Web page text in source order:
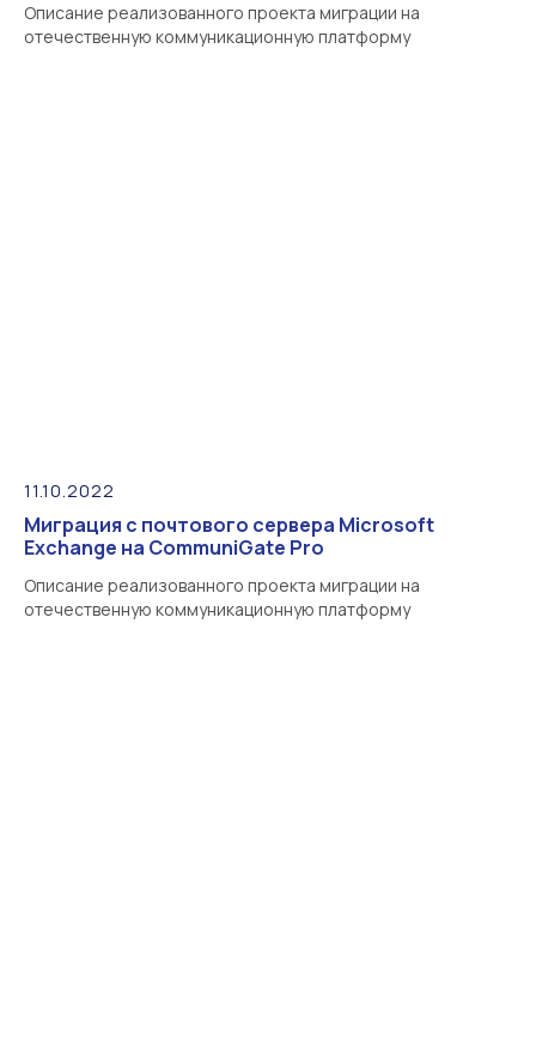
Описание реализованного проекта миграции на
отечественную коммуникационную платформу
11.10.2022
Миграция с почтового сервера Microsoft
Exchange на CommuniGate Pro
Описание реализованного проекта миграции на
отечественную коммуникационную платформу